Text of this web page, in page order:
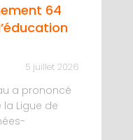
64
5 juillet 2026
a prononcé
Ligue de